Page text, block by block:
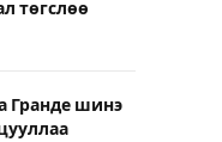
төгслөө
Гранде шинэ